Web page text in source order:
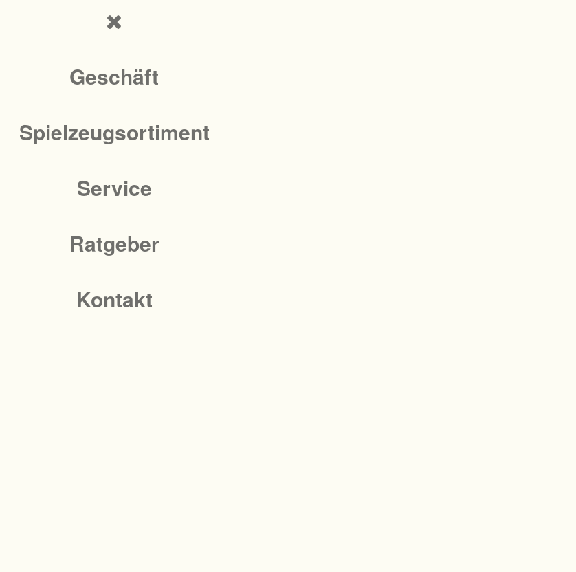
Geschäft
Spielzeugsortiment
Service
Ratgeber
Kontakt